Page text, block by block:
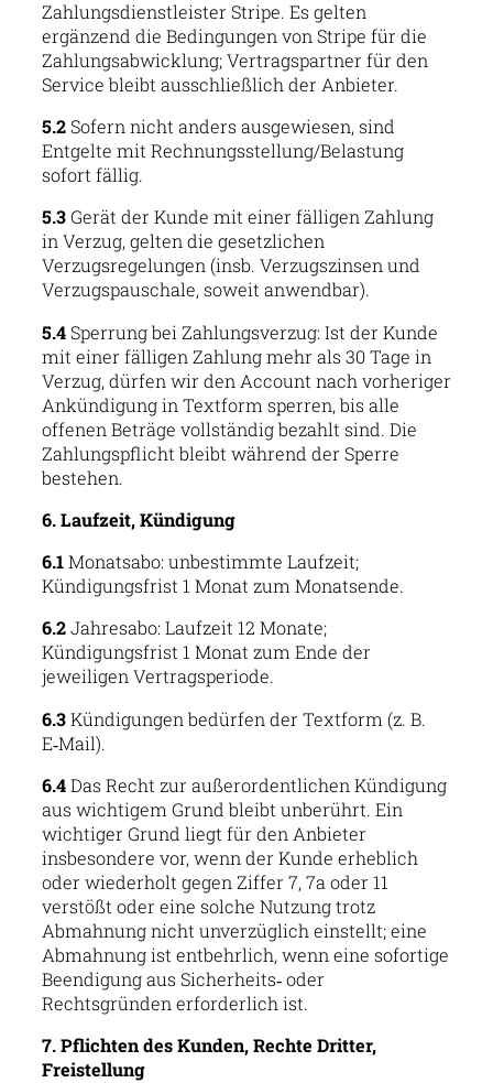
Zahlungsdienstleister Stripe. Es gelten
ergänzend die Bedingungen von Stripe für die
Zahlungsabwicklung; Vertragspartner für den
Service bleibt ausschließlich der Anbieter.
5.2Sofern nicht anders ausgewiesen, sind
Entgelte mit Rechnungsstellung/Belastung
sofort fällig.
5.3Gerät der Kunde mit einer fälligen Zahlung
in Verzug, gelten die gesetzlichen
Verzugsregelungen (insb. Verzugszinsen und
Verzugspauschale, soweit anwendbar).
5.4Sperrung bei Zahlungsverzug: Ist der Kunde
mit einer fälligen Zahlung mehr als 30 Tage in
Verzug, dürfen wir den Account nach vorheriger
Ankündigung in Textform sperren, bis alle
offenen Beträge vollständig bezahlt sind. Die
Zahlungspflicht bleibt während der Sperre
bestehen.
6. Laufzeit, Kündigung
6.1Monatsabo: unbestimmte Laufzeit;
Kündigungsfrist 1 Monat zum Monatsende.
6.2Jahresabo: Laufzeit 12 Monate;
Kündigungsfrist 1 Monat zum Ende der
jeweiligen Vertragsperiode.
6.3Kündigungen bedürfen der Textform (z. B.
E‑Mail).
6.4Das Recht zur außerordentlichen Kündigung
aus wichtigem Grund bleibt unberührt. Ein
wichtiger Grund liegt für den Anbieter
insbesondere vor, wenn der Kunde erheblich
oder wiederholt gegen Ziffer 7, 7a oder 11
verstößt oder eine solche Nutzung trotz
Abmahnung nicht unverzüglich einstellt; eine
Abmahnung ist entbehrlich, wenn eine sofortige
Beendigung aus Sicherheits‑ oder
Rechtsgründen erforderlich ist.
7. Pflichten des Kunden, Rechte Dritter,
Freistellung